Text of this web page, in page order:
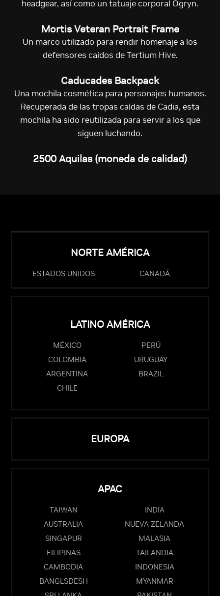
headgear, así como un tatuaje corporal Ogryn.
Mortis Veteran Portrait Frame
Un marco utilizado para rendir homenaje a los
defensores caídos de Tertium Hive.
Caducades Backpack
Una mochila cosmética para personajes humanos.
Recuperada de las tropas caídas de Cadia, esta
mochila ha sido reutilizada para servir a los que
siguen luchando.
2500 Aquilas(moneda de calidad)
NORTE AMÉRICA
ESTADOS UNIDOS CANADÁ
LATINO AMÉRICA
MÉXICO
PERÚ
COLOMBIA
URUGUAY
ARGENTINA
BRAZIL
CHILE
EUROPA
APAC
TAIWAN
INDIA
AUSTRALIA
NUEVA ZELANDA
SINGAPUR
MALASIA
FILIPINAS
TAILANDIA
CAMBODIA
INDONESIA
BANGLSDESH
MYANMAR